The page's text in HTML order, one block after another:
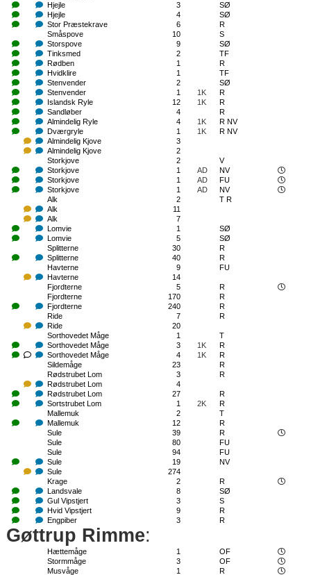
Hjejle
3
SØ
Hjejle
4
SØ
Stor Præstekrave
6
R
Småspove
10
S
Storspove
9
SØ
Tinksmed
2
TF
Rødben
1
R
Hvidklire
1
TF
Stenvender
2
SØ
Stenvender
1 1K
R
Islandsk Ryle
12 1K
R
Sandløber
4
R
Almindelig Ryle
4 1K
R NV
Dværgryle
1 1K
R NV
Almindelig Kjove
3
Almindelig Kjove
2
Storkjove
2
V
Storkjove
1 AD
NV
Storkjove
1 AD
FU
Storkjove
1 AD
NV
Alk
2
T R
Alk
11
Alk
7
Lomvie
1
SØ
Lomvie
5
SØ
Splitterne
30
R
Splitterne
40
R
Havterne
9
FU
Havterne
14
Fjordterne
5
R
Fjordterne
170
R
Fjordterne
240
R
Ride
7
R
Ride
20
Sorthovedet Måge
1
T
Sorthovedet Måge
3 1K
R
Sorthovedet Måge
4 1K
R
Sildemåge
23
R
Rødstrubet Lom
3
R
Rødstrubet Lom
4
Rødstrubet Lom
27
R
Sortstrubet Lom
1 2K
R
Mallemuk
2
T
Mallemuk
12
R
Sule
39
R
Sule
80
FU
Sule
94
FU
Sule
19
NV
Sule
274
Krage
2
R
Landsvale
8
SØ
Gul Vipstjert
3
S
Hvid Vipstjert
9
R
Engpiber
3 R
Gøttrup Rimme:
Hættemåge 1
OF
Stormmåge
3
OF
Musvåge
1 R